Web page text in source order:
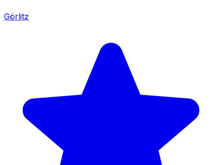
Görlitz